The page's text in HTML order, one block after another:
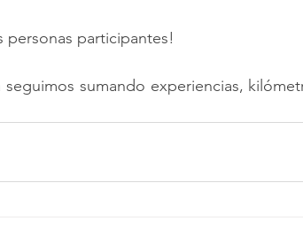
personas participantes!
seguimos sumando experiencias,